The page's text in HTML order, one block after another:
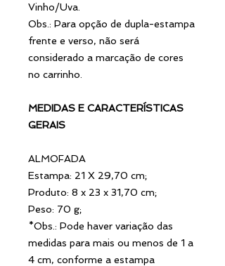
Vinho/Uva.
Obs.: Para opção de dupla-estampa
frente e verso, não será
considerado a marcação de cores
no carrinho.
MEDIDAS E CARACTERÍSTICAS
GERAIS
ALMOFADA
Estampa: 21 X 29,70 cm;
Produto: 8 x 23 x 31,70 cm;
Peso: 70 g;
*Obs.: Pode haver variação das
medidas para mais ou menos de 1 a
4 cm, conforme a estampa